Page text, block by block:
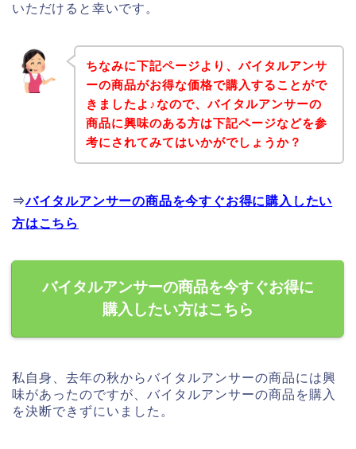
いただけると幸いです。
ちなみに下記ページより、バイタルアンサ
ーの商品がお得な価格で購入することがで
きましたよ♪なので、バイタルアンサーの
商品に興味のある方は下記ページなどを参
考にされてみてはいかがでしょうか？
⇒バイタルアンサーの商品を今すぐお得に購入したい
方はこちら
バイタルアンサーの商品を今すぐお得に
購入したい方はこちら
私自身、去年の秋からバイタルアンサーの商品には興
味があったのですが、バイタルアンサーの商品を購入
を決断できずにいました。